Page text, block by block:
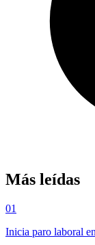
Más leídas
01
Inicia paro laboral